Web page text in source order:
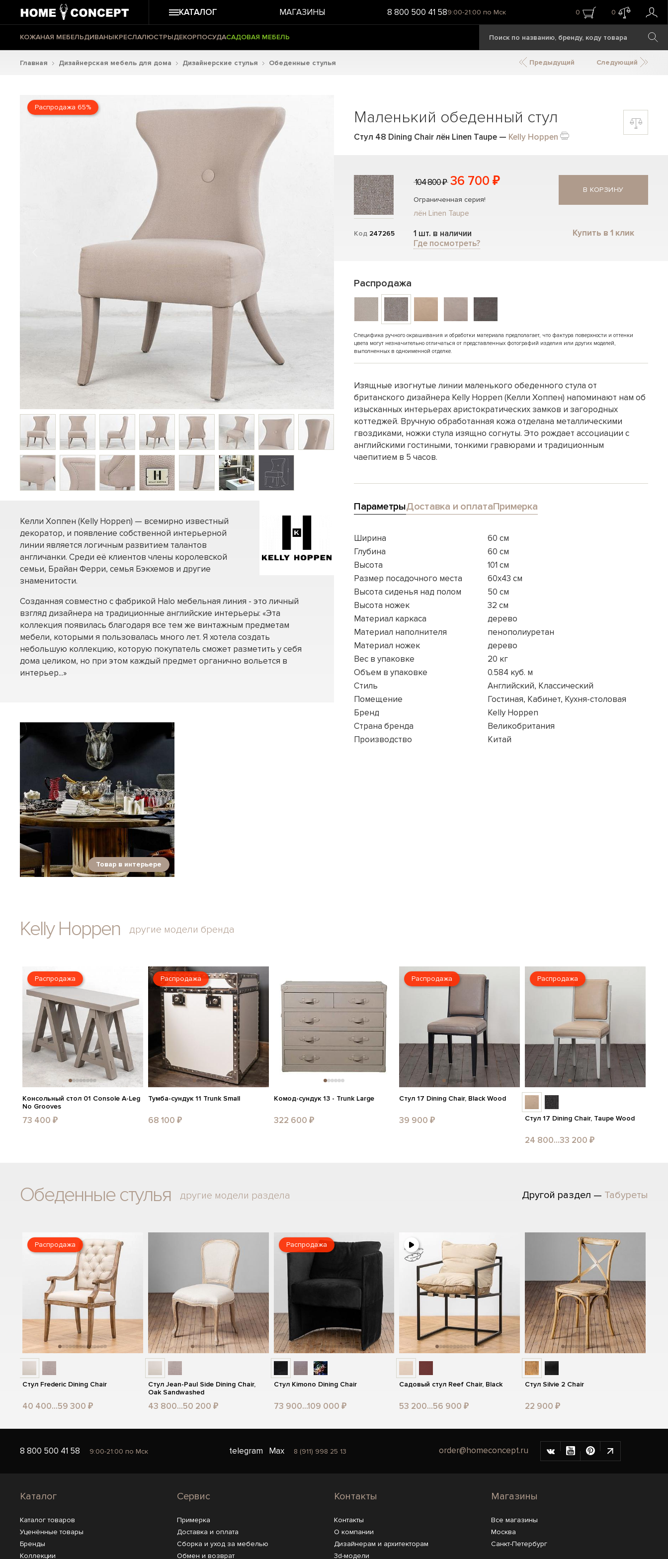
КАТАЛОГ МАГАЗИНЫ 8 800 500 41 589:00-21:00 по Мск 0 0
КОЖАНАЯ МЕБЕЛЬДИВАНЫКРЕСЛАЛЮСТРЫДЕКОРПОСУДАСАДОВАЯ МЕБЕЛЬ
Главная Дизайнерская мебель для дома Дизайнерские стулья Обеденные стулья Предыдущий Следующий
Распродажа 65%
Келли Хоппен (Kelly Hoppen) — всемирно известный
декоратор, и появление собственной интерьерной
линии является логичным развитием талантов
англичанки. Среди её клиентов члены королевской
семьи, Брайан Ферри, семья Бэкхемов и другие
знаменитости.
Созданная совместно с фабрикой Halo мебельная линия - это личный
взгляд дизайнера на традиционные английские интерьеры: «Эта
коллекция появилась благодаря все тем же винтажным предметам
мебели, которыми я пользовалась много лет. Я хотела создать
небольшую коллекцию, которую покупатель сможет разметить у себя
дома целиком, но при этом каждый предмет органично вольется в
интерьер...»
Товар в интерьере
Маленький обеденный стул
Стул 48 Dining Chair лён Linen Taupe — Kelly Hoppen
Код 247265
104 800 ₽ 36 700 ₽
Ограниченная серия!
лён Linen Taupe
1 шт. в наличии
Где посмотреть?
В КОРЗИНУ
Купить в 1 клик
Распродажа
Специфика ручного окрашивания и обработки материала предполагает, что фактура поверхности и оттенки
цвета могут незначительно отличаться от представленных фотографий изделия или других моделей,
выполненных в одноименной отделке.
Изящные изогнутые линии маленького обеденного стула от
британского дизайнера Kelly Hoppen (Келли Хоппен) напоминают нам об
изысканных интерьерах аристократических замков и загородных
коттеджей. Вручную обработанная кожа отделана металлическими
гвоздиками, ножки стула изящно согнуты. Это рождает ассоциации с
английскими гостиными, тонкими гравюрами и традиционным
чаепитием в 5 часов.
ПараметрыДоставка и оплатаПримерка
Ширина
60 см
Глубина
60 см
Высота
101 см
Размер посадочного места
60x43 см
Высота сиденья над полом
50 см
Высота ножек
32 см
Материал каркаса
дерево
Материал наполнителя
пенополиуретан
Материал ножек
дерево
Вес в упаковке
20 кг
Объем в упаковке
0.584 куб. м
Стиль
Английский, Классический
Помещение
Гостиная, Кабинет, Кухня-столовая
Бренд
Kelly Hoppen
Страна бренда
Великобритания
Производство
Китай
Kelly Hoppen другие модели бренда
Распродажа
Консольный стол 01 Console A-Leg
No Grooves
73 400 ₽
Распродажа
Тумба-сундук 11 Trunk Small
68 100 ₽
Комод-сундук 13 - Trunk Large
322 600 ₽
Распродажа
Стул 17 Dining Chair, Black Wood
39 900 ₽
Распродажа
Стул 17 Dining Chair, Taupe Wood
24 800...33 200 ₽
Обеденные стулья другие модели раздела Другой раздел — Табуреты
Распродажа
Стул Frederic Dining Chair
40 400...59 300 ₽
Стул Jean-Paul Side Dining Chair,
Oak Sandwashed
43 800...50 200 ₽
Распродажа
Стул Kimono Dining Chair
73 900...109 000 ₽
Садовый стул Reef Chair, Black
53 200...56 900 ₽
Стул Silvie 2 Chair
22 900 ₽
8 800 500 41 58 9:00-21:00 по Мск telegram Max 8 (911) 998 25 13 order@homeconcept.ru
Каталог
Каталог товаров
Уценённые товары
Бренды
Коллекции
Сервис
Примерка
Доставка и оплата
Сборка и уход за мебелью
Обмен и возврат
Контакты
Контакты
О компании
Дизайнерам и архитекторам
3d-модели
Магазины
Все магазины
Москва
Санкт-Петербург